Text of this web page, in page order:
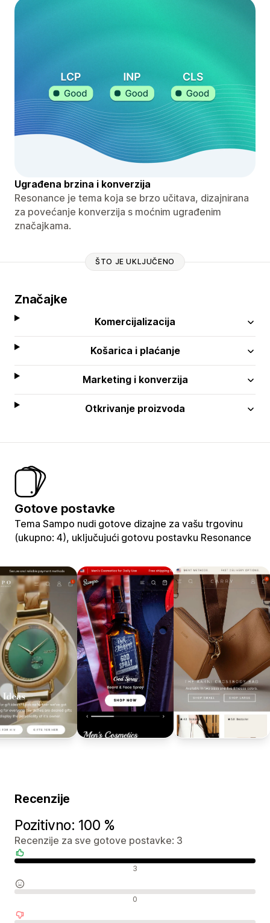
Ugrađena brzina i konverzija
Resonance je tema koja se brzo učitava, dizajnirana
za povećanje konverzija s moćnim ugrađenim
značajkama.
ŠTO JE UKLJUČENO
Značajke
Komercijalizacija
Košarica i plaćanje
Marketing i konverzija
Otkrivanje proizvoda
Gotove postavke
Tema Sampo nudi gotove dizajne za vašu trgovinu
(ukupno: 4), uključujući gotovu postavku Resonance
Recenzije
Pozitivno: 100 %
Recenzije za sve gotove postavke: 3
3
0